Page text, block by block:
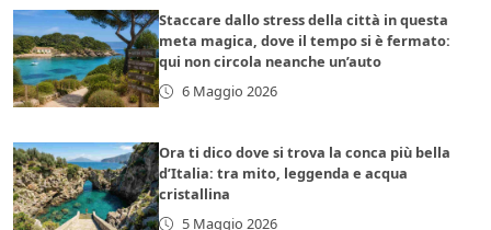
Staccare dallo stress della città in questa
meta magica, dove il tempo si è fermato:
qui non circola neanche un’auto
6 Maggio 2026
Ora ti dico dove si trova la conca più bella
d’Italia: tra mito, leggenda e acqua
cristallina
5 Maggio 2026